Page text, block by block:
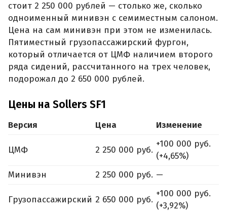
стоит 2 250 000 рублей — столько же, сколько
одноименный минивэн с семиместным салоном.
Цена на сам минивэн при этом не изменилась.
Пятиместный грузопассажирский фургон,
который отличается от ЦМФ наличием второго
ряда сидений, рассчитанного на трех человек,
подорожал до 2 650 000 рублей.
Цены на Sollers SF1
Версия Цена Изменение
ЦМФ 2 250 000 руб.
+100 000 руб.
(+4,65%)
Минивэн
2 250 000 руб. —
Грузопассажирский 2 650 000 руб.
+100 000 руб.
(+3,92%)